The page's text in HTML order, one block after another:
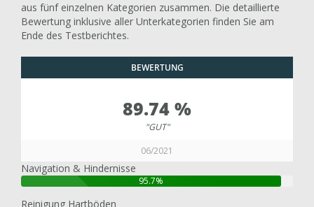
aus fünf einzelnen Kategorien zusammen. Die detaillierte
Bewertung inklusive aller Unterkategorien finden Sie am
Ende des Testberichtes.
BEWERTUNG
89.74 %
"GUT"
06/2021
Navigation & Hindernisse
95.7%
Reinigung Hartböden